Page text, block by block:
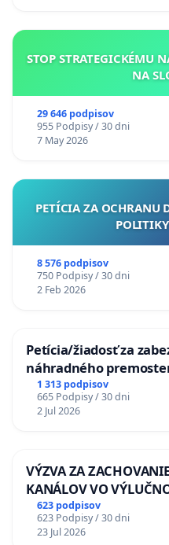
STOP STRATEGICKÉMU
NA
29 646 podpisov
955 Podpisy / 30 dni
7 May 2026
PETÍCIA ZA OCHRANU
8 576 podpisov
750 Podpisy / 30 dni
2 Feb 2026
Petícia/žiadosť za
náhradného
uzávery Vážskeho
1 313 podpisov
665 Podpisy / 30 dni
2 Jul 2026
VÝZVA ZA
KANÁLOV VO
KONTROLOU
na riešenie
623 podpisov
623 Podpisy / 30 dni
23 Jul 2026